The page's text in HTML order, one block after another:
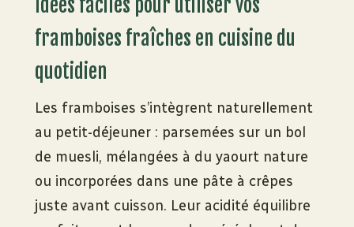
framboises fraîches en cuisine du
quotidien
Les framboises s’intègrent naturellement
au petit-déjeuner : parsemées sur un bol
de muesli, mélangées à du yaourt nature
ou incorporées dans une pâte à crêpes
juste avant cuisson. Leur acidité équilibre